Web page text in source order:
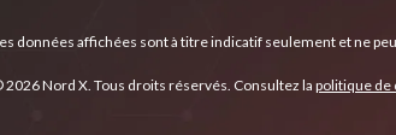
données affichées sont à titre indicatif seulement et ne
2026 Nord X. Tous droits réservés. Consultez lapolitique de